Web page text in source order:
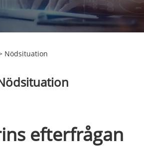
Nödsituation
efterfrågan